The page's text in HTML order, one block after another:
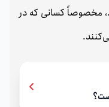
مخصوصاً کسانی که در